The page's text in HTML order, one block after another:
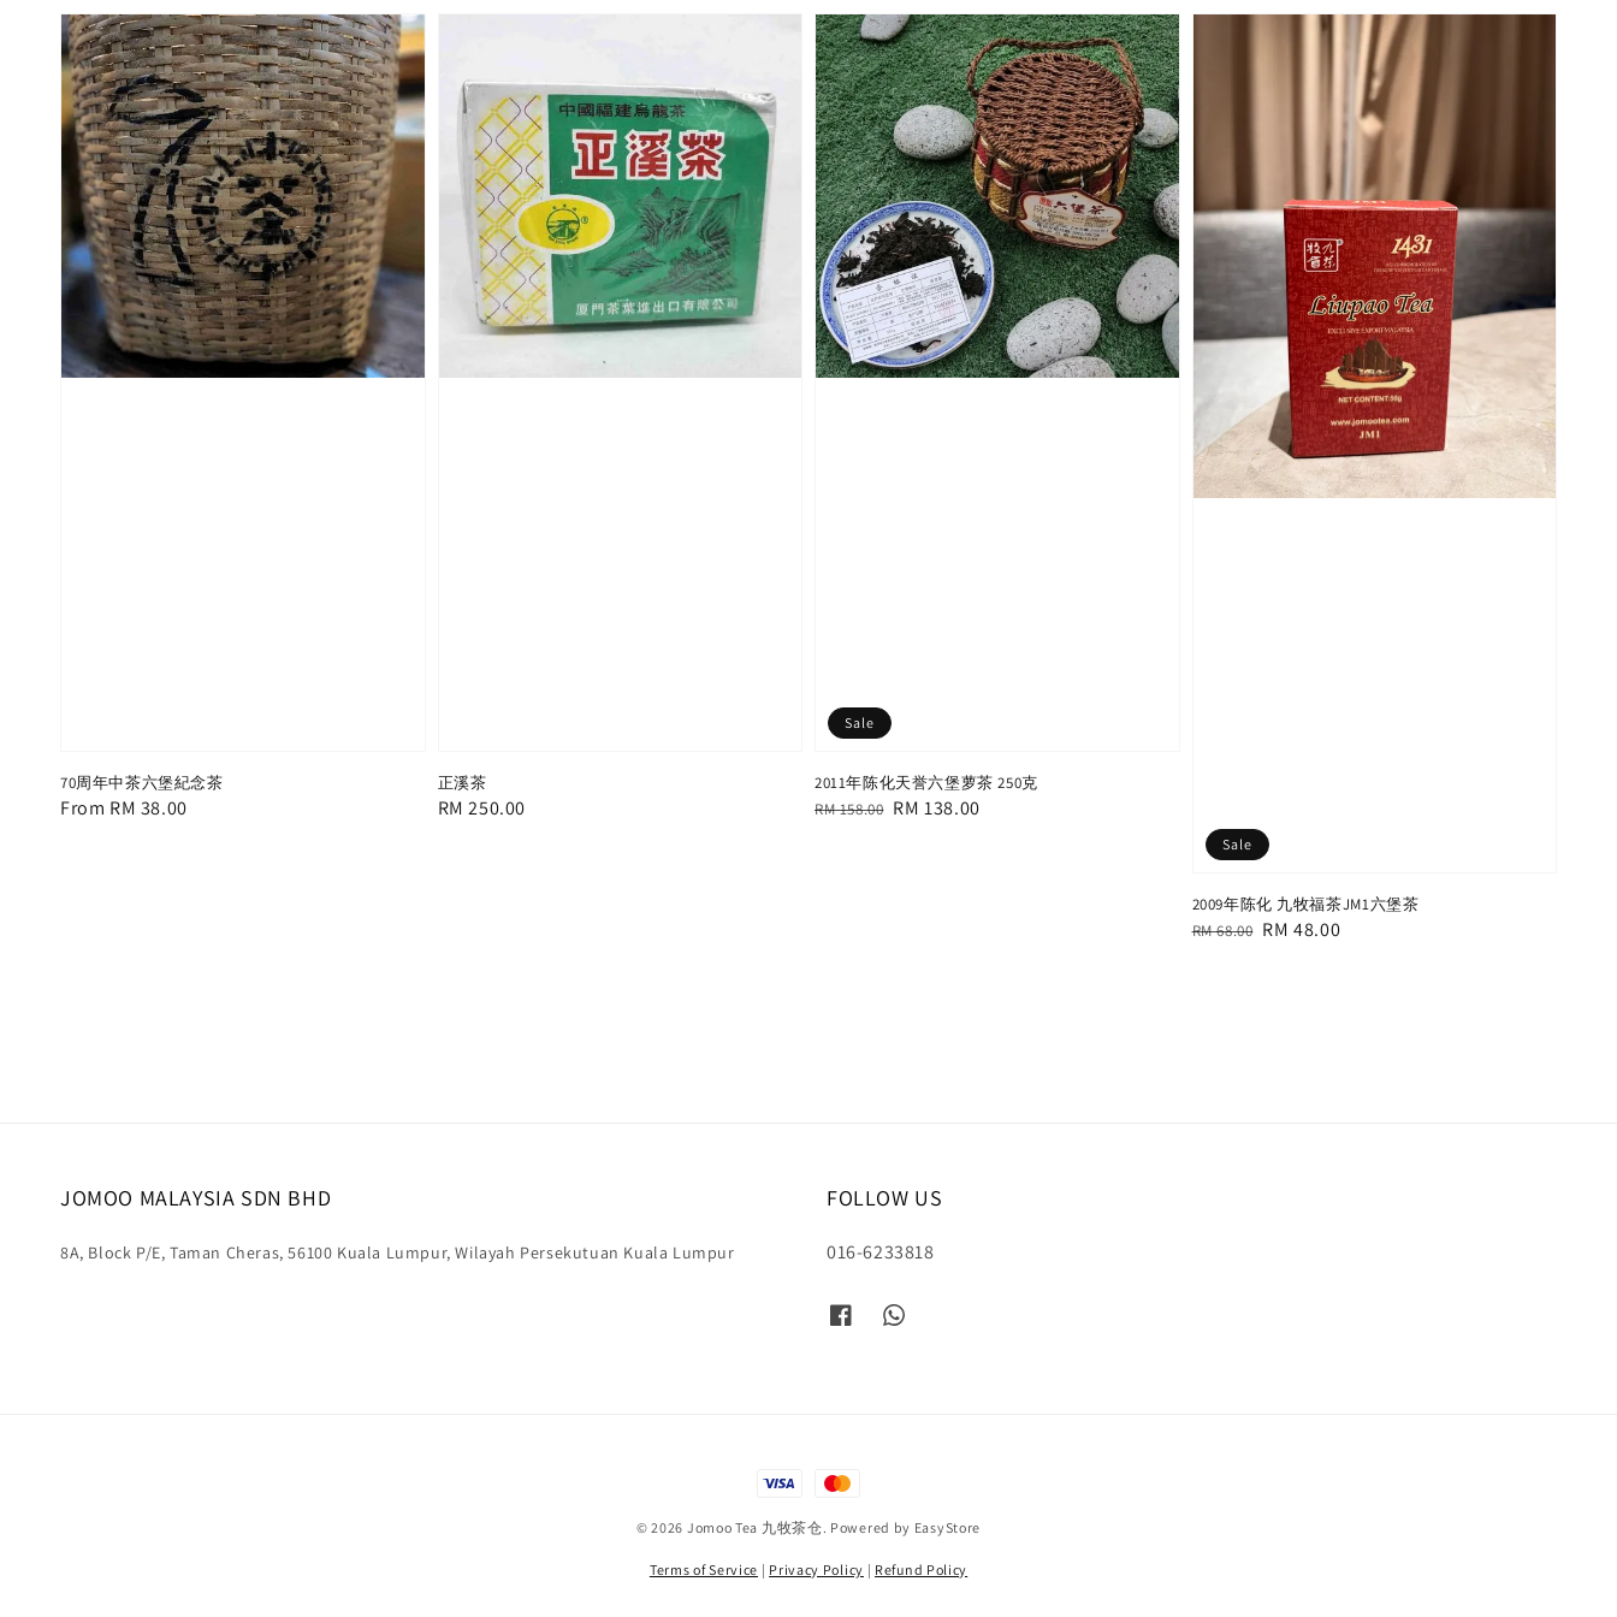
70周年中茶六堡紀念茶
Regular
From RM 38.00
正溪茶
Regular
RM 250.00
Sale
2011年陈化天誉六堡萝茶 250克
Regular
RM 158.00 Sale
RM 138.00
Sale
2009年陈化 九牧福茶JM1六堡茶
Regular
RM 68.00 Sale
RM 48.00
JOMOO MALAYSIA SDN BHD
8A, Block P/E, Taman Cheras, 56100 Kuala Lumpur, Wilayah Persekutuan Kuala Lumpur
FOLLOW US
016-6233818
© 2026 Jomoo Tea 九牧茶仓. Powered by EasyStore
Terms of Service | Privacy Policy | Refund Policy